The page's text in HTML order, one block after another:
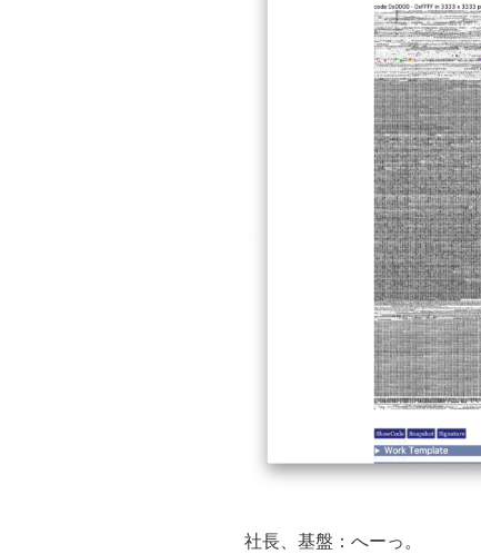
社長、基盤：へーっ。